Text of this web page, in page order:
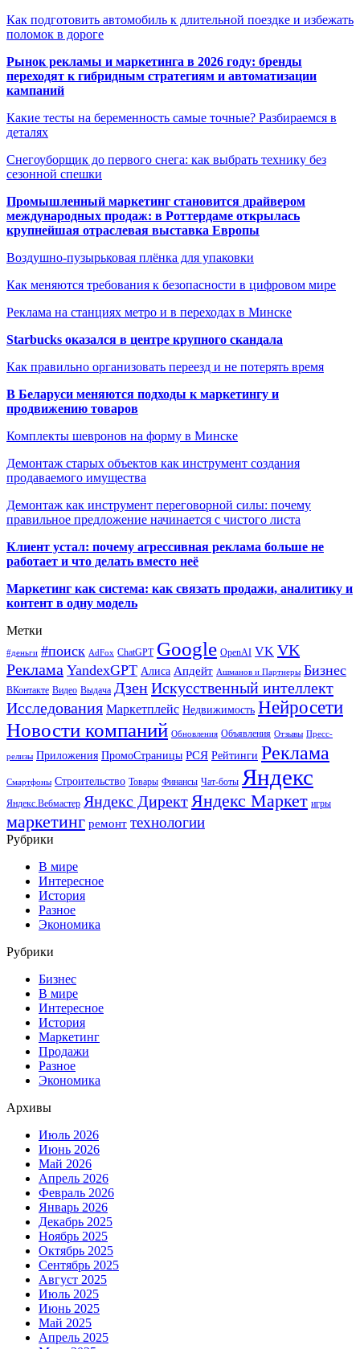
Как подготовить автомобиль к длительной поездке и избежать
поломок в дороге
Рынок рекламы и маркетинга в 2026 году: бренды
переходят к гибридным стратегиям и автоматизации
кампаний
Какие тесты на беременность самые точные? Разбираемся в
деталях
Снегоуборщик до первого снега: как выбрать технику без
сезонной спешки
Промышленный маркетинг становится драйвером
международных продаж: в Роттердаме открылась
крупнейшая отраслевая выставка Европы
Воздушно-пузырьковая плёнка для упаковки
Как меняются требования к безопасности в цифровом мире
Реклама на станциях метро и в переходах в Минске
Starbucks оказался в центре крупного скандала
Как правильно организовать переезд и не потерять время
В Беларуси меняются подходы к маркетингу и
продвижению товаров
Комплекты шевронов на форму в Минске
Демонтаж старых объектов как инструмент создания
продаваемого имущества
Демонтаж как инструмент переговорной силы: почему
правильное предложение начинается с чистого листа
Клиент устал: почему агрессивная реклама больше не
работает и что делать вместо неё
Маркетинг как система: как связать продажи, аналитику и
контент в одну модель
Метки
#деньги #поиск AdFox ChatGPT Google OpenAI VK VK
Реклама YandexGPT Алиса Апдейт Ашманов и Партнеры Бизнес
ВКонтакте Видео Выдача ДзенИскусственный интеллект
Исследования Маркетплейс Недвижимость Нейросети
Новости компаний Обновления Объявления Отзывы Пресс-
релизы Приложения ПромоСтраницы РСЯ Рейтинги Реклама
Смартфоны Строительство Товары Финансы Чат-боты Яндекс
Яндекс.Вебмастер Яндекс Директ Яндекс Маркет игры
маркетинг ремонт технологии
Рубрики
В мире
Интересное
История
Разное
Экономика
Рубрики
Бизнес
В мире
Интересное
История
Маркетинг
Продажи
Разное
Экономика
Архивы
Июль 2026
Июнь 2026
Май 2026
Апрель 2026
Февраль 2026
Январь 2026
Декабрь 2025
Ноябрь 2025
Октябрь 2025
Сентябрь 2025
Август 2025
Июль 2025
Июнь 2025
Май 2025
Апрель 2025